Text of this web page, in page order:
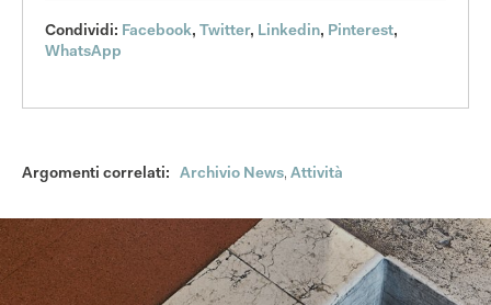
Condividi: Facebook, Twitter, Linkedin, Pinterest,
WhatsApp
Argomenti correlati: Archivio News, Attività